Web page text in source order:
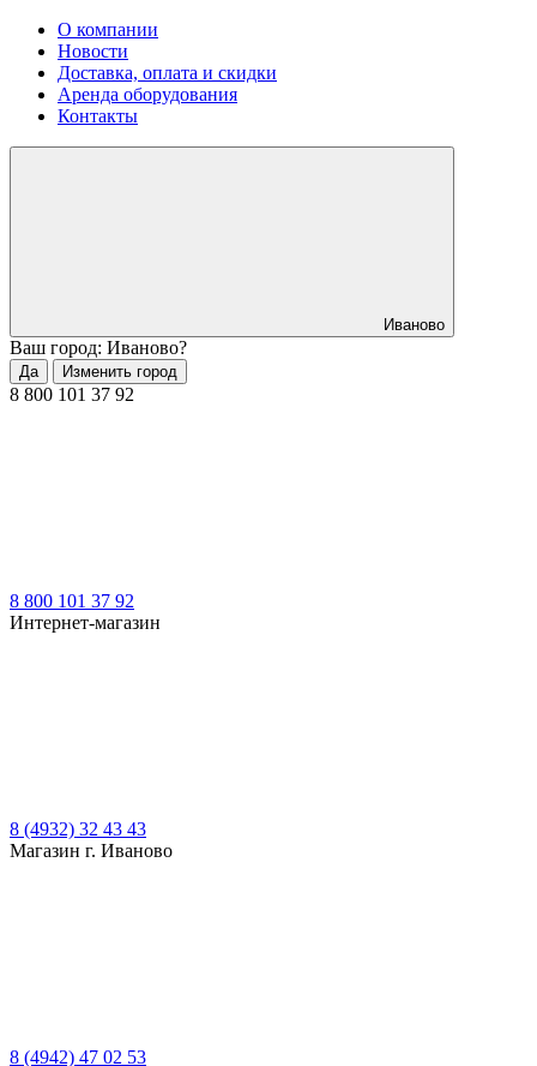
О компании
Новости
Доставка, оплата и скидки
Аренда оборудования
Контакты
Иваново
Ваш город: Иваново?
Да Изменить город
8 800 101 37 92
8 800 101 37 92
Интернет-магазин
8 (4932) 32 43 43
Магазин г. Иваново
8 (4942) 47 02 53